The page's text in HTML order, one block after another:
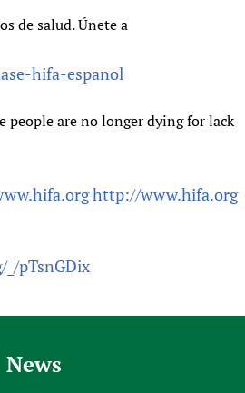
de salud. Únete a
hifa-espanol
people are no longer dying for lack
http://www.hifa.org
pTsnGDix
News